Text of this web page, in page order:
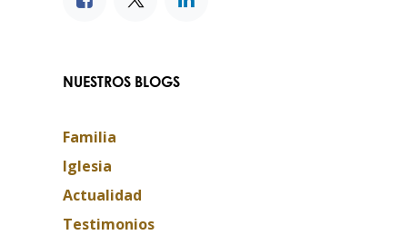
NUESTROS BLOGS
Familia
Iglesia
Actualidad
Testimonios